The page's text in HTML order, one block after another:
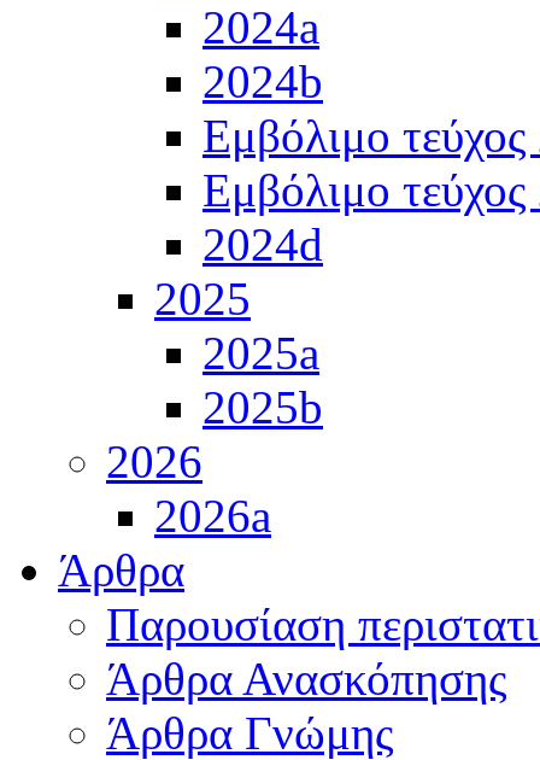
2024a
2024b
Εμβόλιμο
Εμβόλιμο
2024d
2025
2025a
2025b
2026
2026a
Άρθρα
Παρουσίαση
Άρθρα Ανασκόπησης
Άρθρα Γνώμης